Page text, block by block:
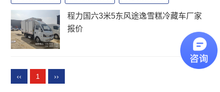
程力国六3米5东风途逸雪糕冷藏车厂家
报价
‹‹ 1 ››